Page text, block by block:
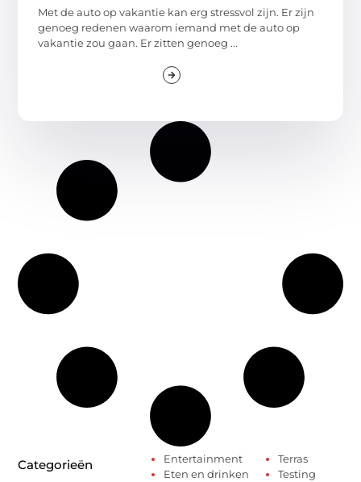
Met de auto op vakantie kan erg stressvol zijn. Er zijn
genoeg redenen waarom iemand met de auto op
vakantie zou gaan. Er zitten genoeg ...
Categorieën
Entertainment
Eten en drinken
Terras
Testing